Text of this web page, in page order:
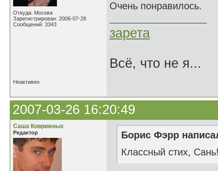
Откуда: Москва
Зарегистрирован: 2006-07-28
Сообщений: 3343
Очень понравилось.
зарета
Всё, что не я...
Неактивен
2007-03-26 16:20:49
Саша Коврижных
Редактор
Борис Фэрр
Классный стих,